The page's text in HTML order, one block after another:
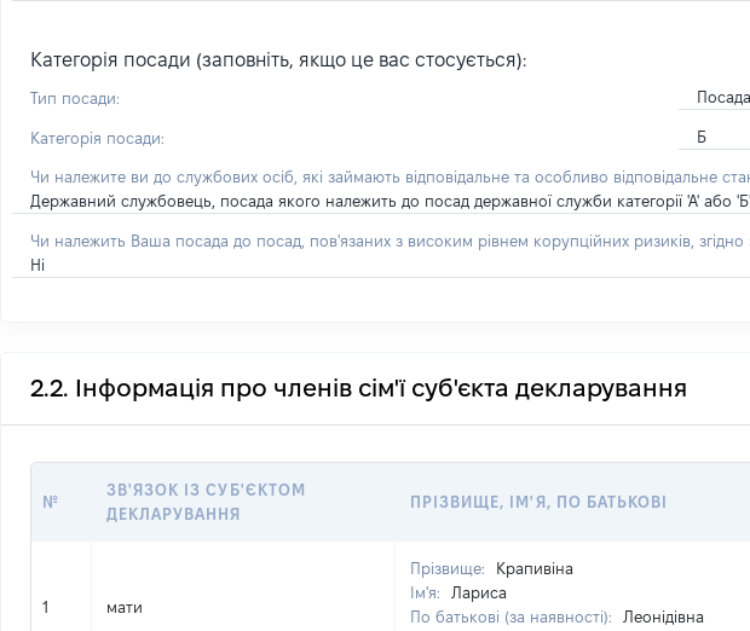
Категорія посади (заповніть, якщо це вас стосується):
Тип посади:
Категорія посади: Б
Чи належите ви до службових осіб, які займають відповідальне та особливо відповідальне
Державний службовець, посада якого належить до посад державної служби категорії 'А' або 'Б'
Чи належить Ваша посада до посад, пов'язаних з високим рівнем корупційних ризиків,
Ні
2.2. Інформація про членів сім'ї суб'єкта декларування
№
ЗВ'ЯЗОК ІЗ СУБ'ЄКТОМ
ДЕКЛАРУВАННЯ
ПРІЗВИЩЕ, ІМ'Я, ПО БАТЬКОВІ
1 мати
Прізвище:
Крапивіна
Ім'я:
Лариса
По батькові (за наявності):
Леонідівна